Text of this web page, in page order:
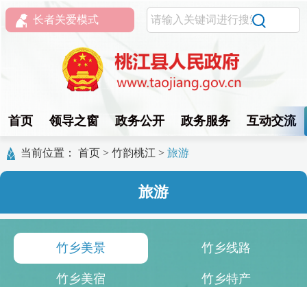
长者关爱模式
首页 领导之窗 政务公开 政务服务 互动交流
当前位置： 首页 > 竹韵桃江 > 旅游
旅游
竹乡美景 竹乡线路
竹乡美宿 竹乡特产